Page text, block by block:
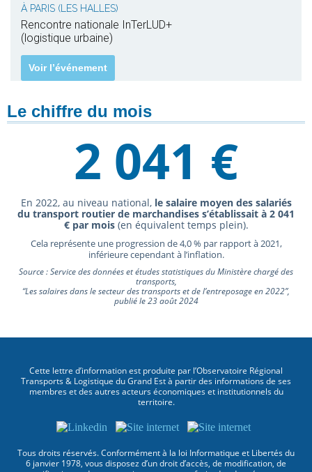
À PARIS (LES HALLES)
Rencontre nationale InTerLUD+
(logistique urbaine)
Voir l’événement
Le chiffre du mois
2 041 €
En 2022, au niveau national, le salaire moyen des salariés
du transport routier de marchandises s’établissait à 2 041
€ par mois(en équivalent temps plein).
Cela représente une progression de 4,0 % par rapport à 2021,
inférieure cependant à l’inflation.
Source : Service des données et études statistiques du Ministère chargé des
transports,
“Les salaires dans le secteur des transports et de l’entreposage en 2022”,
publié le 23 août 2024
Cette lettre d’information est produite par l’Observatoire Régional
Transports & Logistique du Grand Est à partir des informations de ses
membres et des autres acteurs économiques et institutionnels du
territoire.
Tous droits réservés. Conformément à la loi Informatique et Libertés du
6 janvier 1978, vous disposez d’un droit d’accès, de modification, de